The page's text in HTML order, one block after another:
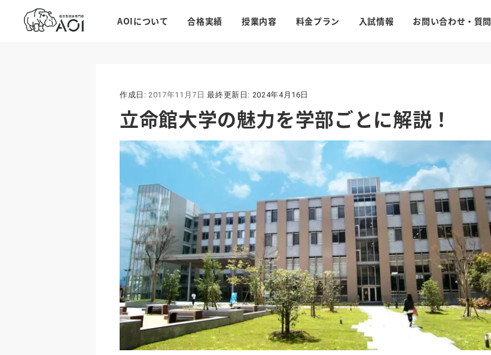
AOIについて 合格実績 授業内容 料金プラン 入試情報 お問い合わせ・質問
作成日: 2017年11月7日最終更新日: 2024年4月16日
立命館大学の魅力を学部ごとに解説！